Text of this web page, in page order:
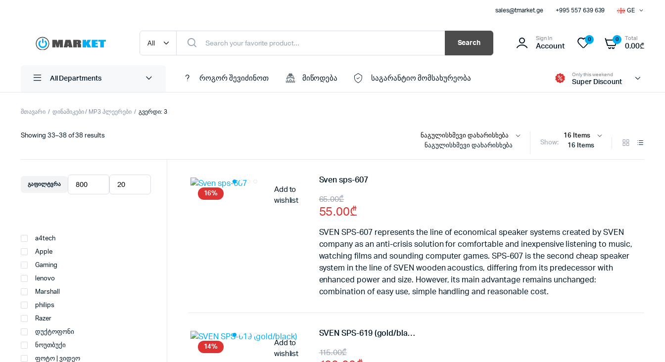
sales@tmarket.ge +995 557 639 639 GE
Search
Sign In
Account
0 0 Total
0.00₾
All Departments როგორ შევიძინოთ მიწოდება საგარანტიო მომსახურეობა
Only this weekend
Super Discount
მთავარი დინამიკები / MP3 პლეერები გვერდი: 3
ნაგულისხმევი დახარისხება Show: 16 Items
Showing 33–38 of 38 results
16%
Add to
wishlist
Sven sps-607
65.00₾
Original
price
was:
65.00₾.
55.00₾
Current
price
is:
55.00₾.
SVEN SPS-607 represents the line of economical speaker systems created by SVEN
company as an anti-crisis solution for comfortable and inexpensive listening to music,
watching films and sounding computer games. SPS-607 is the second cheap speaker
system in the line of SVEN wooden acoustics, differing from its predecessor with
enhanced power and size. However, its main advantage remains unchanged:
combination of easy use, simple handling and reasonable cost.
14%
Add to
wishlist
SVEN SPS-619 (gold/black)
115.00₾
Original
Current
ᲒᲐᲤᲘᲚᲢᲕᲠᲐ
a4tech
Apple
Gaming
lenovo
Marshall
philips
Razer
დუქტოფონი
ნოუთბუქი
ფოტო | ვიდეო